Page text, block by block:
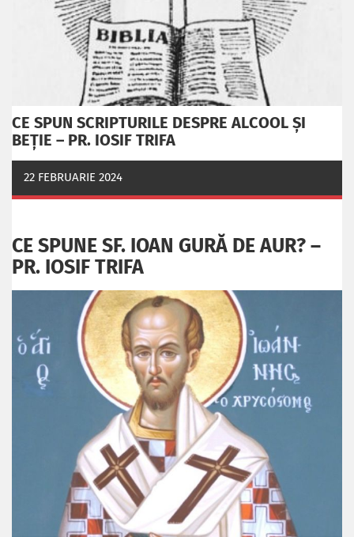
CE SPUN SCRIPTURILE DESPRE ALCOOL ȘI
BEȚIE – PR. IOSIF TRIFA
22 FEBRUARIE 2024
CE SPUNE SF. IOAN GURĂ DE AUR? –
PR. IOSIF TRIFA